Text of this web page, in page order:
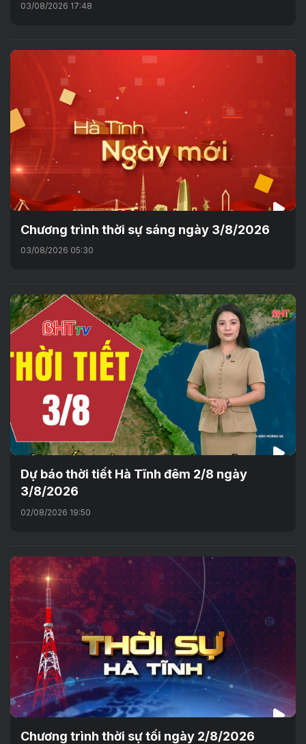
03/08/2026 17:48
Chương trình thời sự sáng ngày 3/8/2026
03/08/2026 05:30
Dự báo thời tiết Hà Tĩnh đêm 2/8 ngày
3/8/2026
02/08/2026 19:50
Chương trình thời sự tối ngày 2/8/2026